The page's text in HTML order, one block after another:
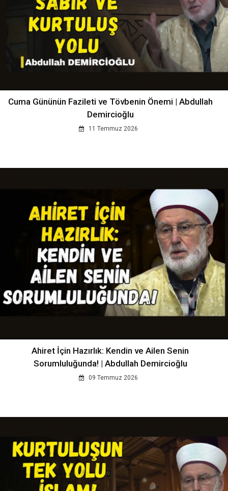
Cuma Gününün Fazileti ve Tövbenin Önemi | Abdullah
Demircioğlu
11 Temmuz 2026
Ahiret İçin Hazırlık: Kendin ve Ailen Senin
Sorumluluğunda! | Abdullah Demircioğlu
09 Temmuz 2026